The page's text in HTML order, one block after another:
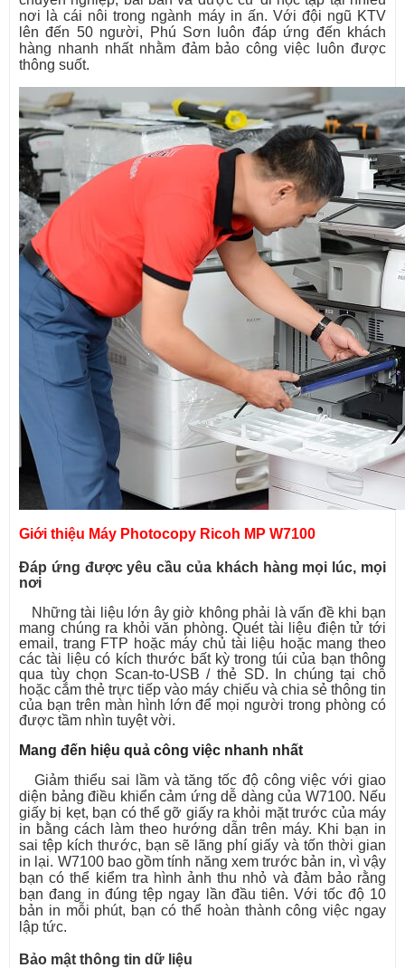
nơi là cái nôi trong ngành máy in ấn. Với đội ngũ KTV
lên đến 50 người, Phú Sơn luôn đáp ứng đến khách
hàng nhanh nhất nhằm đảm bảo công việc luôn được
thông suốt.
Giới thiệu Máy Photocopy Ricoh MP W7100
Đáp ứng được yêu cầu của khách hàng mọi lúc, mọi
nơi
Những tài liệu lớn ây giờ không phải là vấn đề khi bạn
mang chúng ra khỏi văn phòng. Quét tài liệu điện tử tới
email, trang FTP hoặc máy chủ tài liệu hoặc mang theo
các tài liệu có kích thước bất kỳ trong túi của bạn thông
qua tùy chọn Scan-to-USB / thẻ SD. In chúng tại chỗ
hoặc cắm thẻ trực tiếp vào máy chiếu và chia sẻ thông tin
của bạn trên màn hình lớn để mọi người trong phòng có
được tầm nhìn tuyệt vời.
Mang đến hiệu quả công việc nhanh nhất
Giảm thiểu sai lầm và tăng tốc độ công việc với giao
diện bảng điều khiển cảm ứng dễ dàng của W7100. Nếu
giấy bị kẹt, bạn có thể gỡ giấy ra khỏi mặt trước của máy
in bằng cách làm theo hướng dẫn trên máy. Khi bạn in
sai tệp kích thước, bạn sẽ lãng phí giấy và tốn thời gian
in lại. W7100 bao gồm tính năng xem trước bản in, vì vậy
bạn có thể kiểm tra hình ảnh thu nhỏ và đảm bảo rằng
bạn đang in đúng tệp ngay lần đầu tiên. Với tốc độ 10
bản in mỗi phút, bạn có thể hoàn thành công việc ngay
lập tức.
Bảo mật thông tin dữ liệu